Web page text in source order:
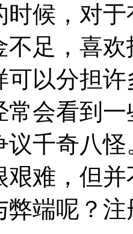
时候，对
不足，喜
可以分担
常会看到
议千奇八
艰难，但
弊端呢？